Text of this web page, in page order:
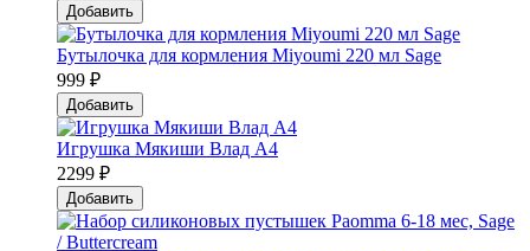
Добавить
Бутылочка для кормления Miyoumi 220 мл Sage
999 ₽
Добавить
Игрушка Мякиши Влад А4
2299 ₽
Добавить